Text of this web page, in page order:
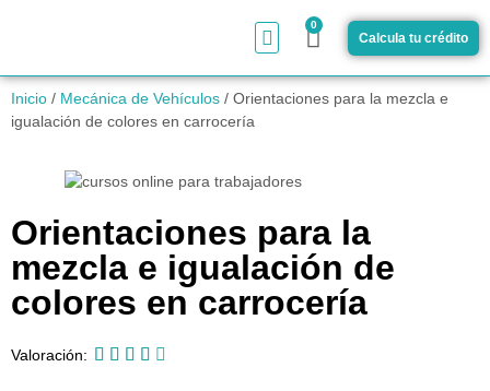
0
Calcula tu crédito
Inicio / Mecánica de Vehículos / Orientaciones para la mezcla e
igualación de colores en carrocería
Orientaciones para la
mezcla e igualación de
colores en carrocería
Valoración:     